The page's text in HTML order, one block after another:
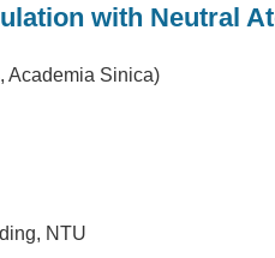
with Neutral
Academia Sinica)
NTU